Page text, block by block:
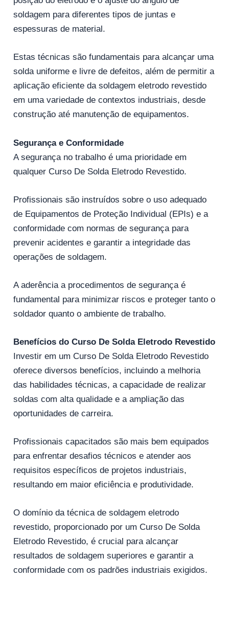
soldagem para diferentes tipos de juntas e
espessuras de material.
Estas técnicas são fundamentais para alcançar uma
solda uniforme e livre de defeitos, além de permitir a
aplicação eficiente da soldagem eletrodo revestido
em uma variedade de contextos industriais, desde
construção até manutenção de equipamentos.
Segurança e Conformidade
A segurança no trabalho é uma prioridade em
qualquer Curso De Solda Eletrodo Revestido.
Profissionais são instruídos sobre o uso adequado
de Equipamentos de Proteção Individual (EPIs) e a
conformidade com normas de segurança para
prevenir acidentes e garantir a integridade das
operações de soldagem.
A aderência a procedimentos de segurança é
fundamental para minimizar riscos e proteger tanto o
soldador quanto o ambiente de trabalho.
Benefícios do Curso De Solda Eletrodo Revestido
Investir em um Curso De Solda Eletrodo Revestido
oferece diversos benefícios, incluindo a melhoria
das habilidades técnicas, a capacidade de realizar
soldas com alta qualidade e a ampliação das
oportunidades de carreira.
Profissionais capacitados são mais bem equipados
para enfrentar desafios técnicos e atender aos
requisitos específicos de projetos industriais,
resultando em maior eficiência e produtividade.
O domínio da técnica de soldagem eletrodo
revestido, proporcionado por um Curso De Solda
Eletrodo Revestido, é crucial para alcançar
resultados de soldagem superiores e garantir a
conformidade com os padrões industriais exigidos.